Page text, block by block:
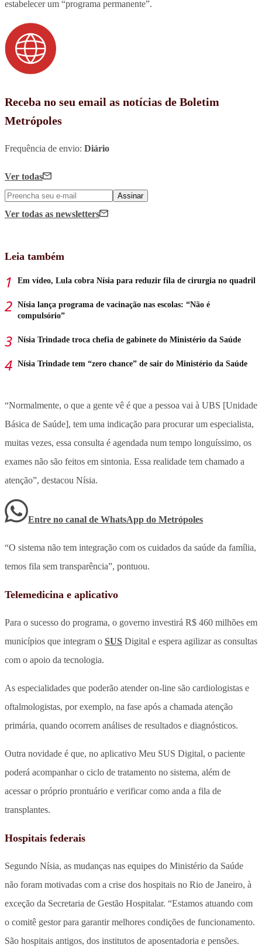
estabelecer um “programa permanente”.
Receba no seu email as notícias de Boletim
Metrópoles
Frequência de envio: Diário
Ver todas
Assinar
Ver todas as newsletters
Leia também
Em vídeo, Lula cobra Nísia para reduzir fila de cirurgia no quadril
Nísia lança programa de vacinação nas escolas: “Não é
compulsório”
Nísia Trindade troca chefia de gabinete do Ministério da Saúde
Nísia Trindade tem “zero chance” de sair do Ministério da Saúde
“Normalmente, o que a gente vê é que a pessoa vai à UBS [Unidade
Básica de Saúde], tem uma indicação para procurar um especialista,
muitas vezes, essa consulta é agendada num tempo longuíssimo, os
exames não são feitos em sintonia. Essa realidade tem chamado a
atenção”, destacou Nísia.
Entre no canal de WhatsApp do Metrópoles
“O sistema não tem integração com os cuidados da saúde da família,
temos fila sem transparência”, pontuou.
Telemedicina e aplicativo
Para o sucesso do programa, o governo investirá R$ 460 milhões em
municípios que integram o SUS Digital e espera agilizar as consultas
com o apoio da tecnologia.
As especialidades que poderão atender on-line são cardiologistas e
oftalmologistas, por exemplo, na fase após a chamada atenção
primária, quando ocorrem análises de resultados e diagnósticos.
Outra novidade é que, no aplicativo Meu SUS Digital, o paciente
poderá acompanhar o ciclo de tratamento no sistema, além de
acessar o próprio prontuário e verificar como anda a fila de
transplantes.
Hospitais federais
Segundo Nísia, as mudanças nas equipes do Ministério da Saúde
não foram motivadas com a crise dos hospitais no Rio de Janeiro, à
exceção da Secretaria de Gestão Hospitalar. “Estamos atuando com
o comitê gestor para garantir melhores condições de funcionamento.
São hospitais antigos, dos institutos de aposentadoria e pensões.